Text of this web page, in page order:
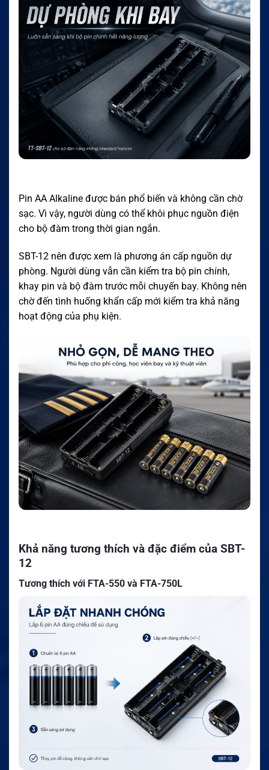
Pin AA Alkaline được bán phổ biến và không cần chờ
sạc. Vì vậy, người dùng có thể khôi phục nguồn điện
cho bộ đàm trong thời gian ngắn.
SBT-12 nên được xem là phương án cấp nguồn dự
phòng. Người dùng vẫn cần kiểm tra bộ pin chính,
khay pin và bộ đàm trước mỗi chuyến bay. Không nên
chờ đến tình huống khẩn cấp mới kiểm tra khả năng
hoạt động của phụ kiện.
Khả năng tương thích và đặc điểm của SBT-
12
Tương thích với FTA-550 và FTA-750L